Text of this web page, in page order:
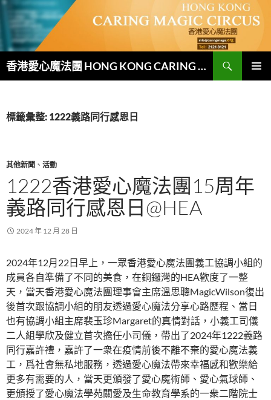
跳
要
內
容
香港愛心魔法團 HONG KONG CARING MAGIC CIRCUS
搜
尋
標籤彙整: 1222義路同行感恩日
其他新聞 、 活動
1222香港愛心魔法團15周年
義路同行感恩日@HEA
2024 年 12 月 28 日
2024年12月22日早上，一眾香港愛心魔法團義工協調小組的
成員各自準備了不同的美食，在銅鑼灣的HEA歡度了一整
天，當天香港愛心魔法團理事會主席溫思聰MagicWilson復出
後首次跟協調小組的朋友透過愛心魔法分享心路歷程、當日
也有協調小組主席裴玉珍Margaret的真情對話，小義工司儀
二人組學欣及健立首次擔任小司儀，帶出了2024年1222義路
同行嘉許禮，嘉許了一衆在疫情前後不離不棄的愛心魔法義
工，爲社會無私地服務，透過愛心魔法帶來幸福感和歡樂給
更多有需要的人，當天更頒發了愛心魔術師、愛心氣球師、
更頒授了愛心魔法學苑關愛及生命教育學系的一衆二階院士